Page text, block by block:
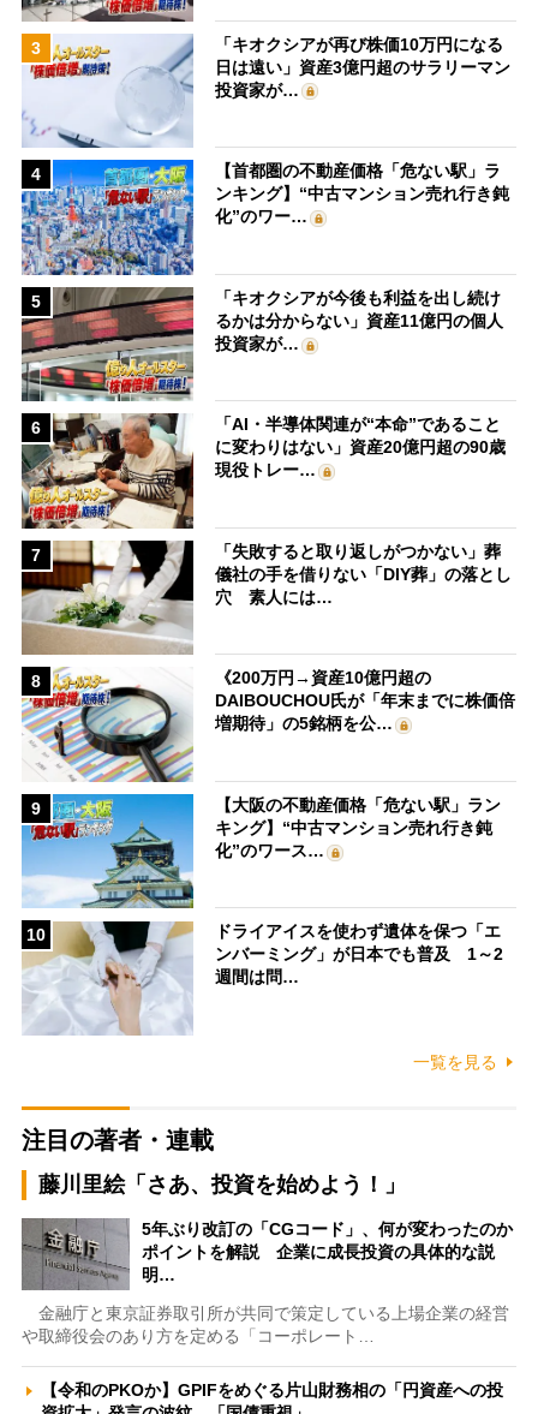
3
「キオクシアが再び株価10万円になる
日は遠い」資産3億円超のサラリーマン
投資家が…
4
【首都圏の不動産価格「危ない駅」ラ
ンキング】“中古マンション売れ行き鈍
化”のワー…
5
「キオクシアが今後も利益を出し続け
るかは分からない」資産11億円の個人
投資家が…
6
「AI・半導体関連が“本命”であること
に変わりはない」資産20億円超の90歳
現役トレー…
7
「失敗すると取り返しがつかない」葬
儀社の手を借りない「DIY葬」の落とし
穴 素人には…
8
《200万円→資産10億円超の
DAIBOUCHOU氏が「年末までに株価倍
増期待」の5銘柄を公…
9
【大阪の不動産価格「危ない駅」ラン
キング】“中古マンション売れ行き鈍
化”のワース…
10
ドライアイスを使わず遺体を保つ「エ
ンバーミング」が日本でも普及 1～2
週間は問…
一覧を見る
注目の著者・連載
藤川里絵「さあ、投資を始めよう！」
5年ぶり改訂の「CGコード」、何が変わったのか
ポイントを解説 企業に成長投資の具体的な説
明…
金融庁と東京証券取引所が共同で策定している上場企業の経営
や取締役会のあり方を定める「コーポレート…
【令和のPKOか】GPIFをめぐる片山財務相の「円資産への投